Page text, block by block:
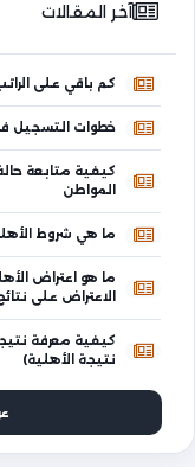
آخر المقالات
كم باقي على
خطوات التسجيل
كيفية متابعة
المواطن
ما هي شروط
ما هو اعتراض
الاعتراض على
كيفية معرفة
نتيجة الأهلية)